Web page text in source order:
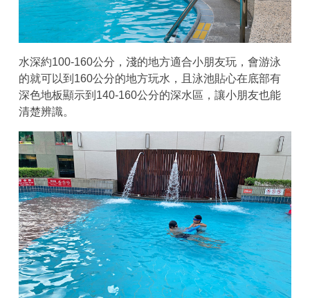
水深約100-160公分，淺的地方適合小朋友玩，會游泳
的就可以到160公分的地方玩水，且泳池貼心在底部有
深色地板顯示到140-160公分的深水區，讓小朋友也能
清楚辨識。